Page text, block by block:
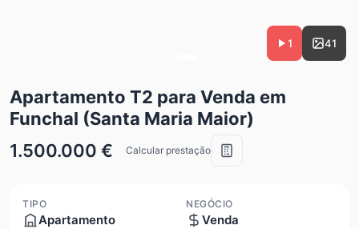
1 41
Apartamento T2 para Venda em
Funchal (Santa Maria Maior)
1.500.000 €
Calcular prestação
TIPO
Apartamento
NEGÓCIO
Venda